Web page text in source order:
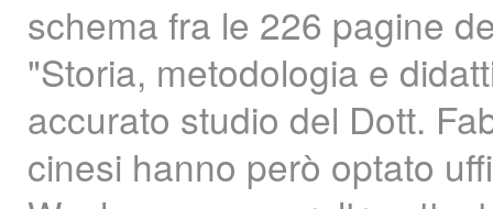
schema fra le 226 pagine
"Storia, metodologia e
accurato studio del Dott.
cinesi hanno però optato